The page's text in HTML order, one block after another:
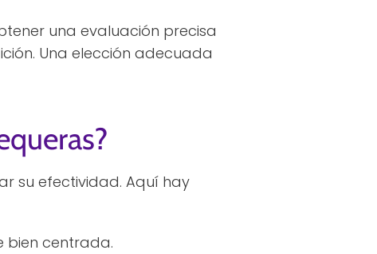
una evaluación precisa
Una elección adecuada
su efectividad. Aquí hay
bien centrada.